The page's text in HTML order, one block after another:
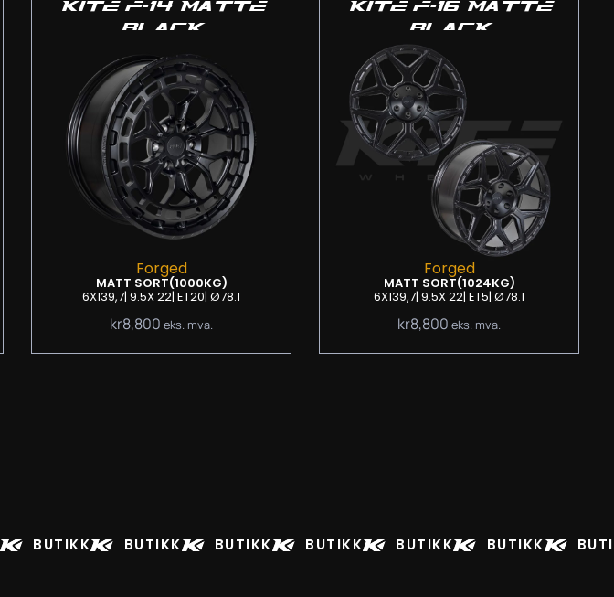
KITE F-14 MATTE
BLACK
Forged
MATT SORT(1000KG)
6X139,7| 9.5X 22| ET20| Ø78.1
kr8,800 eks. mva.
KITE F-16 MATTE
BLACK
Forged
MATT SORT(1024KG)
6X139,7| 9.5X 22| ET5| Ø78.1
kr8,800 eks. mva.
BUTIKK BUTIKK BUTIKK BUTIKK BUTIKK BUTIKK